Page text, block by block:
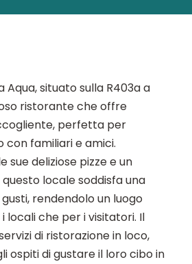
Aqua, situato sulla R403a a
ristorante che offre
perfetta per
con familiari e amici.
sue deliziose pizze e un
locale soddisfa una
rendendolo un luogo
locali che per i visitatori. Il
di ristorazione in loco,
ospiti di gustare il loro cibo in